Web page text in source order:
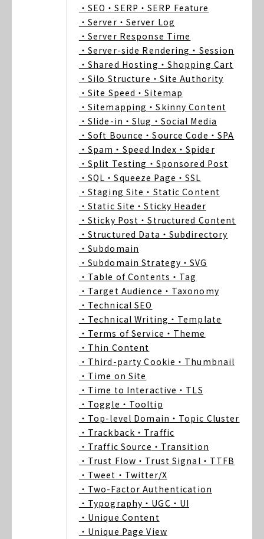
・SEO ・SERP ・SERP Feature
・Server ・Server Log
・Server Response Time
・Server-side Rendering ・Session
・Shared Hosting ・Shopping Cart
・Silo Structure ・Site Authority
・Site Speed ・Sitemap
・Sitemapping ・Skinny Content
・Slide-in ・Slug ・Social Media
・Soft Bounce ・Source Code ・SPA
・Spam ・Speed Index ・Spider
・Split Testing ・Sponsored Post
・SQL ・Squeeze Page ・SSL
・Staging Site ・Static Content
・Static Site ・Sticky Header
・Sticky Post ・Structured Content
・Structured Data ・Subdirectory
・Subdomain
・Subdomain Strategy ・SVG
・Table of Contents ・Tag
・Target Audience ・Taxonomy
・Technical SEO
・Technical Writing ・Template
・Terms of Service ・Theme
・Thin Content
・Third-party Cookie ・Thumbnail
・Time on Site
・Time to Interactive ・TLS
・Toggle ・Tooltip
・Top-level Domain ・Topic Cluster
・Trackback ・Traffic
・Traffic Source ・Transition
・Trust Flow ・Trust Signal ・TTFB
・Tweet ・Twitter/X
・Two-Factor Authentication
・Typography ・UGC ・UI
・Unique Content
・Unique Page View